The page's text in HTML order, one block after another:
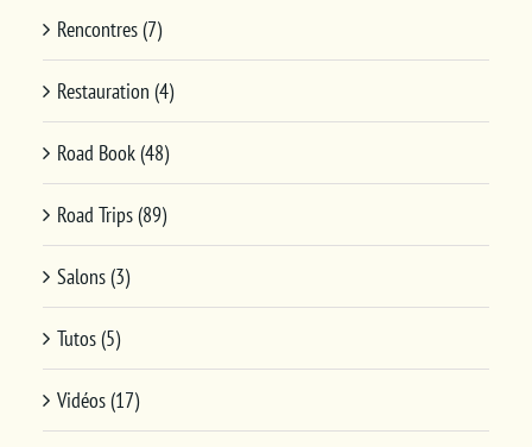
Rencontres (7)
Restauration (4)
Road Book (48)
Road Trips (89)
Salons (3)
Tutos (5)
Vidéos (17)